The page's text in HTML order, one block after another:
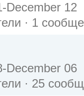
December 12
· 1
December 06
· 25